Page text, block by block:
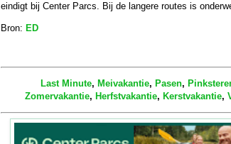
eindigt bij Center Parcs. Bij de langere routes is
Bron: ED
Last Minute, Meivakantie, Pasen,
Zomervakantie, Herfstvakantie, Kerstvakantie,